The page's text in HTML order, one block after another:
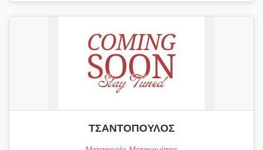
ΤΣΑΝΤΟΠΟΥΛΟΣ